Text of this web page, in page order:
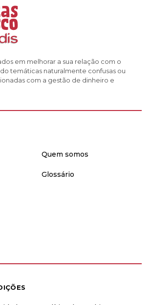
em melhorar a sua relação com o
temáticas naturalmente confusas ou
com a gestão de dinheiro e
Quem somos
Glossário